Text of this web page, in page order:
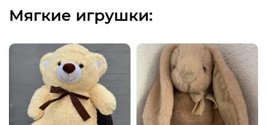
Мягкие игрушки: